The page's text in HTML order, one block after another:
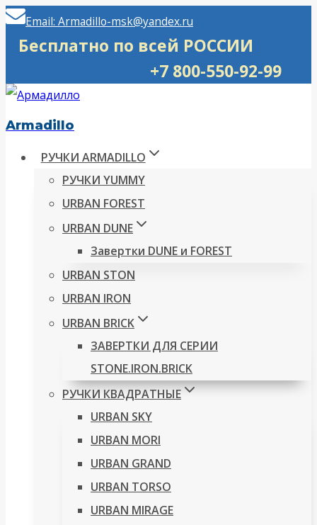
Перейти
Email: Armadillo-msk@yandex.ru
Бесплатно по всей РОССИИ
+7 800-550-92-99
Armadillo
РУЧКИ ARMADILLO
РУЧКИ YUMMY
URBAN FOREST
URBAN DUNE
Завертки DUNE и FOREST
URBAN STON
URBAN IRON
URBAN BRICK
ЗАВЕРТКИ ДЛЯ СЕРИИ
STONE.IRON.BRICK
РУЧКИ КВАДРАТНЫЕ
URBAN SKY
URBAN MORI
URBAN GRAND
URBAN TORSO
URBAN MIRAGE